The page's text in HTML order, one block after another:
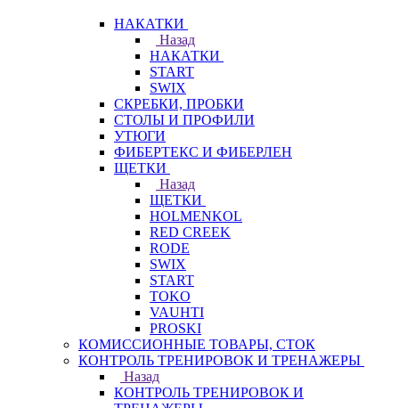
НАКАТКИ
Назад
НАКАТКИ
START
SWIX
СКРЕБКИ, ПРОБКИ
СТОЛЫ И ПРОФИЛИ
УТЮГИ
ФИБЕРТЕКС И ФИБЕРЛЕН
ЩЕТКИ
Назад
ЩЕТКИ
HOLMENKOL
RED CREEK
RODE
SWIX
START
TOKO
VAUHTI
PROSKI
КОМИССИОННЫЕ ТОВАРЫ, СТОК
КОНТРОЛЬ ТРЕНИРОВОК И ТРЕНАЖЕРЫ
Назад
КОНТРОЛЬ ТРЕНИРОВОК И